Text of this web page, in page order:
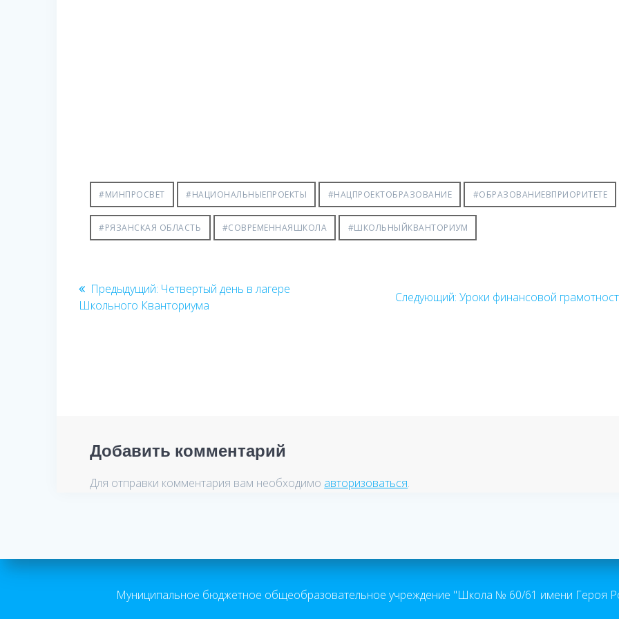
#МИНПРОСВЕТ #НАЦИОНАЛЬНЫЕПРОЕКТЫ #НАЦПРОЕКТОБРАЗОВАНИЕ #ОБРАЗОВАНИЕВПРИОРИТЕТЕ
#РЯЗАНСКАЯ ОБЛАСТЬ #СОВРЕМЕННАЯШКОЛА #ШКОЛЬНЫЙКВАНТОРИУМ
Навигация
по
Предыдущий: Предыдущая
запись:
Четвертый день в лагере
Школьного Кванториума
Следующий: Следующая
Уроки финансовой
Добавить комментарий
Для отправки комментария вам необходимо авторизоваться.
Муниципальное бюджетное общеобразовательное учреждение "Школа № 60/61 имени Героя